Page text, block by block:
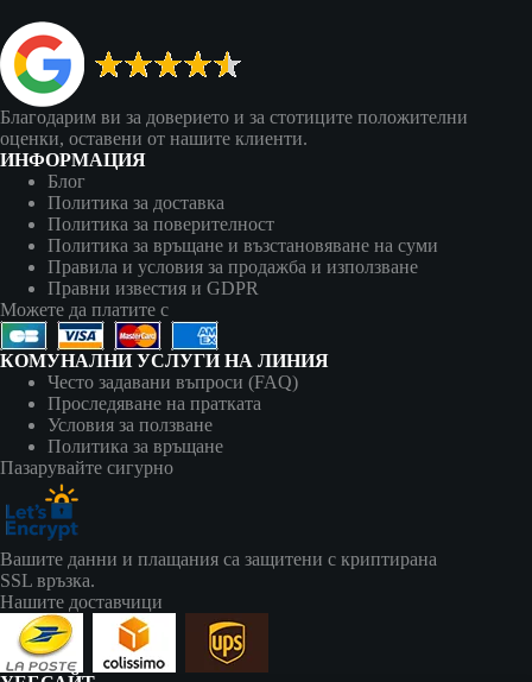
Благодарим ви за доверието и за стотиците положителни
оценки, оставени от нашите клиенти.
ИНФОРМАЦИЯ
Блог
Политика за доставка
Политика за поверителност
Политика за връщане и възстановяване на суми
Правила и условия за продажба и използване
Правни известия и GDPR
Можете да платите с
КОМУНАЛНИ УСЛУГИ НА ЛИНИЯ
Често задавани въпроси (FAQ)
Проследяване на пратката
Условия за ползване
Политика за връщане
Пазарувайте сигурно
Вашите данни и плащания са защитени с криптирана
SSL връзка.
Нашите доставчици